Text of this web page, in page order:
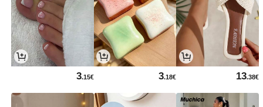
13.38€
3.18€
3.15€